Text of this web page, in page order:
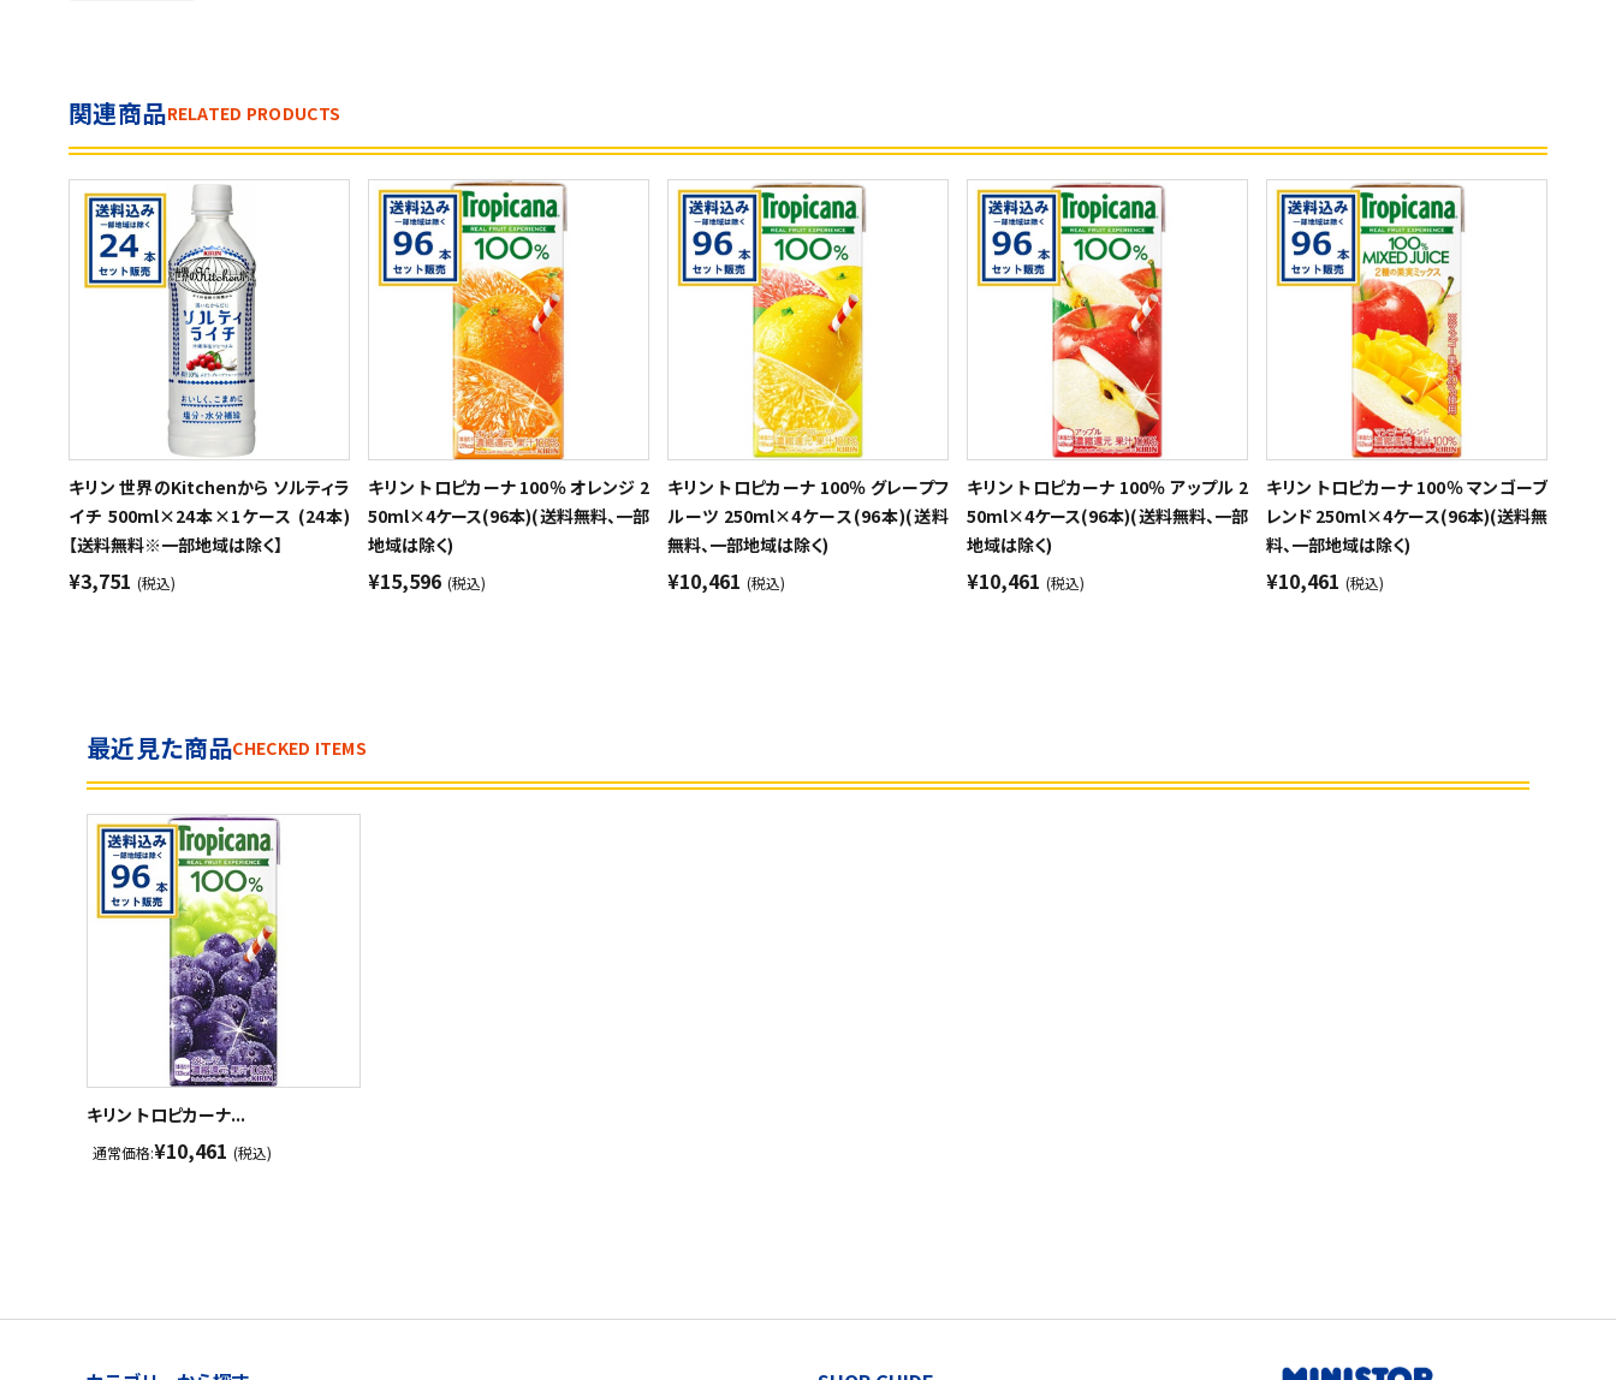
関連商品RELATED PRODUCTS
キリン 世界のKitchenから ソルティラ
イチ 500ml×24本×1ケース (24本)
【送料無料※一部地域は除く】
¥3,751 (税込)
キリン トロピカーナ 100％ オレンジ 2
50ml×4ケース(96本)(送料無料、一部
地域は除く)
¥15,596 (税込)
キリン トロピカーナ 100％ グレープフ
ルーツ 250ml×4ケース(96本)(送料
無料、一部地域は除く)
¥10,461 (税込)
キリン トロピカーナ 100％ アップル 2
50ml×4ケース(96本)(送料無料、一部
地域は除く)
¥10,461 (税込)
キリン トロピカーナ 100％ マンゴーブ
レンド 250ml×4ケース(96本)(送料無
料、一部地域は除く)
¥10,461 (税込)
最近見た商品CHECKED ITEMS
キリン トロピカーナ...
通常価格:¥10,461 (税込)